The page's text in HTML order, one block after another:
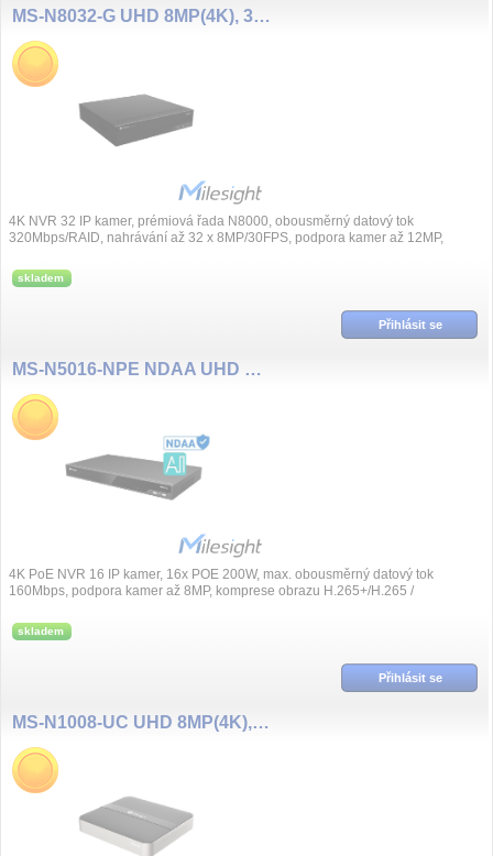
MS-N8032-G UHD 8MP(4K), 32 kanál NVR Pro, bez PoE, ALARM
4K NVR 32 IP kamer, prémiová řada N8000, obousměrný datový tok
320Mbps/RAID, nahrávání až 32 x 8MP/30FPS, podpora kamer až 12MP,
skladem
Přihlásit se
MS-N5016-NPE NDAA UHD 8MP(4K), 16 kanál NVR,16xPoE
4K PoE NVR 16 IP kamer, 16x POE 200W, max. obousměrný datový tok
160Mbps, podpora kamer až 8MP, komprese obrazu H.265+/H.265 /
skladem
Přihlásit se
MS-N1008-UC UHD 8MP(4K), 8 kanál NVR, bez PoE